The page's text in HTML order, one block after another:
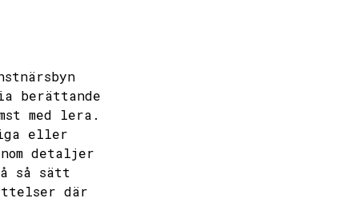
berättande
med lera.
eller
detaljer
så sätt
där